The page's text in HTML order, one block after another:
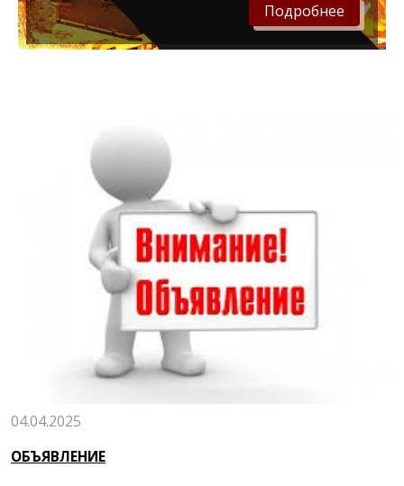
Подробнее
04.04.2025
ОБЪЯВЛЕНИЕ